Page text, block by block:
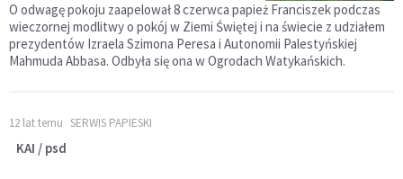
O odwagę pokoju zaapelował 8 czerwca papież Franciszek podczas
wieczornej modlitwy o pokój w Ziemi Świętej i na świecie z udziałem
prezydentów Izraela Szimona Peresa i Autonomii Palestyńskiej
Mahmuda Abbasa. Odbyła się ona w Ogrodach Watykańskich.
12 lat temu SERWIS PAPIESKI
KAI / psd